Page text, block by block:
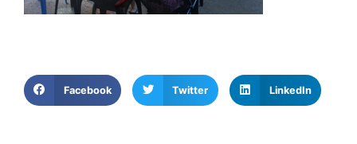
Facebook Twitter LinkedIn